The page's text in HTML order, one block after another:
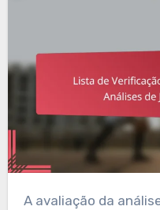
A avaliação da análise de jogadores alemães